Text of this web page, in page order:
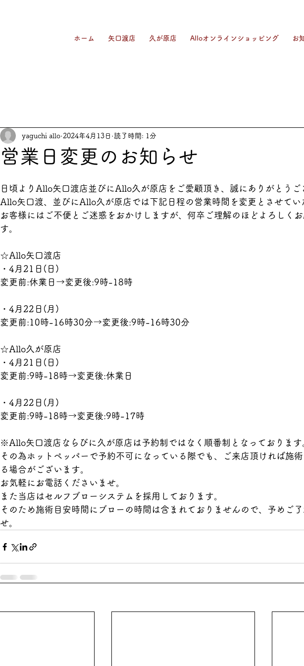
ホーム 矢口渡店 久が原店 Alloオンラインショッピング お
営業日変更のお知らせ
yaguchi allo 2024年4月13日 読了時間: 1分
日頃よりAllo矢口渡店並びにAllo久が原店をご愛顧頂き、誠にありがとうご
Allo矢口渡、並びにAllo久が原店では下記日程の営業時間を変更とさせてい
お客様にはご不便とご迷惑をおかけしますが、何卒ご理解のほどよろしく
す。
☆Allo矢口渡店
・4月21日(日)
変更前:休業日→変更後:9時-18時
・4月22日(月)
変更前:10時-16時30分→変更後:9時-16時30分
☆Allo久が原店
・4月21日(日)
変更前:9時-18時→変更後:休業日
・4月22日(月)
変更前:9時-18時→変更後:9時-17時
※Allo矢口渡店ならびに久が原店は予約制ではなく順番制となっております
その為ホットペッパーで予約不可になっている際でも、ご来店頂ければ施
る場合がございます。
お気軽にお電話くださいませ。
また当店はセルフブローシステムを採用しております。
そのため施術目安時間にブローの時間は含まれておりませんので、予めご
せ。